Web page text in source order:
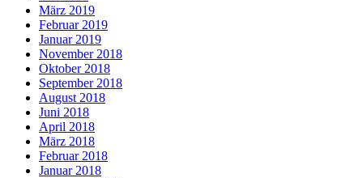
März 2019
Februar 2019
Januar 2019
November 2018
Oktober 2018
September 2018
August 2018
Juni 2018
April 2018
März 2018
Februar 2018
Januar 2018